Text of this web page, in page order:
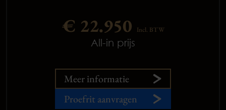
€ 22.950 Incl. BTW
All-in prijs
Meer informatie
Proefrit aanvragen